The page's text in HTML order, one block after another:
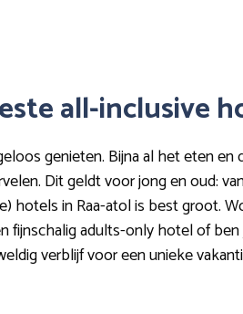
all-inclusive
genieten. Bijna al het eten
Dit geldt voor jong en oud:
hotels in Raa-atol is best groot.
adults-only hotel of
verblijf voor een unieke